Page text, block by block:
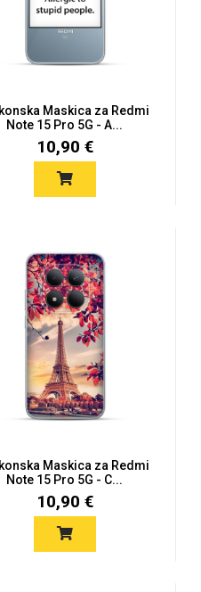
Maskica za Redmi
Note 15 Pro 5G - A...
10,90 €
Maskica za Redmi
Note 15 Pro 5G - C...
10,90 €